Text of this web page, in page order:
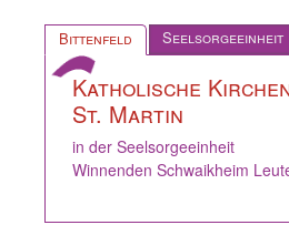
Bittenfeld Seelsorgeeinheit
Katholische
St. Martin
in der Seelsorgeeinheit
Winnenden Schwaikheim